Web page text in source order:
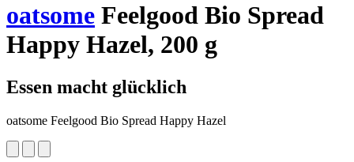
oatsome Feelgood Bio Spread
Happy Hazel, 200 g
Essen macht glücklich
oatsome Feelgood Bio Spread Happy Hazel